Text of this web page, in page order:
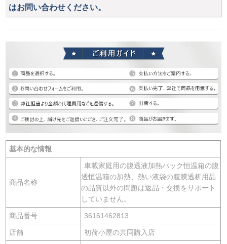
はお問い合わせください。
基本的な情報
商品名称
車載家庭用の腹透液加熱パック恒温箱の腹
透恒温箱の加熱、熱い液袋の腹膜透析用品
の品質以外の問題は返品・交換をサポート
していません。
商品番号 36161462813
店舗 初荷小屋の共同購入店